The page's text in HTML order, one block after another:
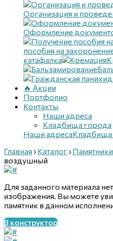
Организация и
Оформление
пособия на
катафалка
🔥 Акции
Портфолио
Контакты
Наши адреса
Кладбища города
Наши адресаКладбища
Главная › Каталог› Памятники
воздушный
Для заданного материала
изображения. Вы можете
памятник в данном
В конструктор